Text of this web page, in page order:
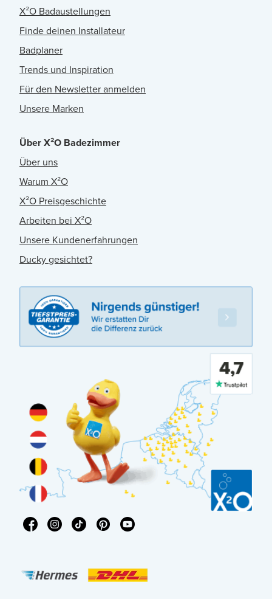
X²O Badaustellungen
Finde deinen Installateur
Badplaner
Trends und Inspiration
Für den Newsletter anmelden
Unsere Marken
Über X²O Badezimmer
Über uns
Warum X²O
X²O Preisgeschichte
Arbeiten bei X²O
Unsere Kundenerfahrungen
Ducky gesichtet?